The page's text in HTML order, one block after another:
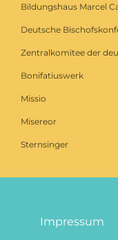
Bildungshaus Marcel
Deutsche
Zentralkomitee der
Bonifatiuswerk
Missio
Misereor
Sternsinger
Impressum